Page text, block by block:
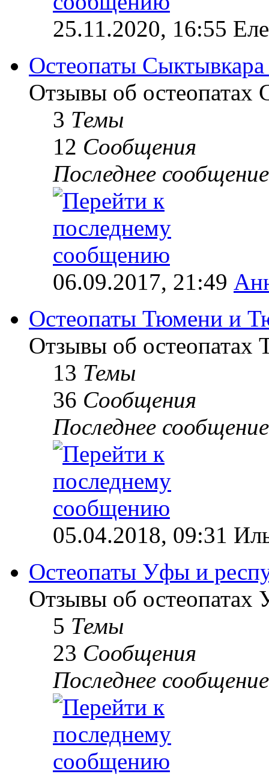
25.11.2020, 16:55
Остеопаты
Отзывы об остеопатах
3 Темы
12 Сообщения
Последнее сообщение
06.09.2017, 21:49
Остеопаты Тюмени и
Отзывы об
13 Темы
36 Сообщения
Последнее сообщение
05.04.2018, 09:31
Остеопаты Уфы и
Отзывы об остеопатах
5 Темы
23 Сообщения
Последнее сообщение